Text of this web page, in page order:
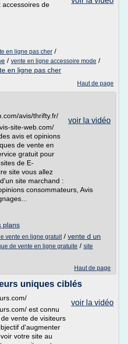
de
en ligne pas cher /
/ vente en ligne accessoire mode /
en ligne pas cher
Haut de page
voir la vidéo
avis/thrifty.fr/
site-web.com/
avis et opinions
de vente en
gratuit pour
de E-
site vous allez
site marchand :
consommateurs, Avis
plans
vente en ligne gratuit/ vente d un
de vente en ligne gratuite / site
Haut de page
uniques ciblés
voir la vidéo
est connu
vente de visiteurs
d'augmenter
votre site au